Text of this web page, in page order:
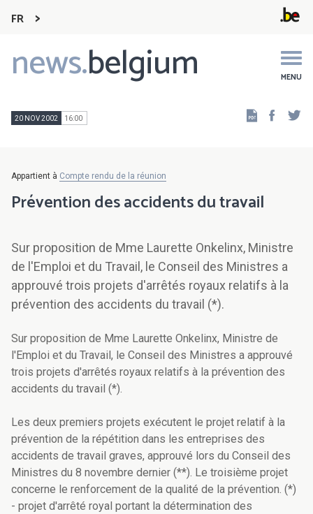
FR
news.belgium MENU
Main
navigation
20 NOV 2002 16:00
Appartient à Compte rendu de la réunion
Prévention des accidents du travail
Sur proposition de Mme Laurette Onkelinx, Ministre
de l'Emploi et du Travail, le Conseil des Ministres a
approuvé trois projets d'arrêtés royaux relatifs à la
prévention des accidents du travail (*).
Sur proposition de Mme Laurette Onkelinx, Ministre de
l'Emploi et du Travail, le Conseil des Ministres a approuvé
trois projets d'arrêtés royaux relatifs à la prévention des
accidents du travail (*).
Les deux premiers projets exécutent le projet relatif à la
prévention de la répétition dans les entreprises des
accidents de travail graves, approuvé lors du Conseil des
Ministres du 8 novembre dernier (**). Le troisième projet
concerne le renforcement de la qualité de la prévention. (*)
- projet d'arrêté royal portant la détermination des